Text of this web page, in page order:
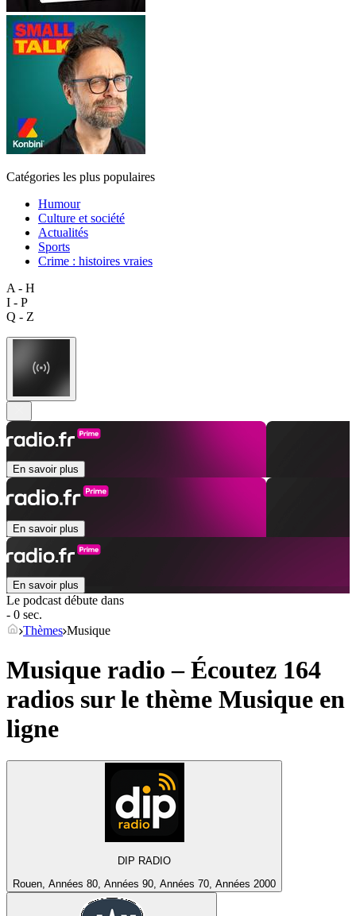
Catégories les plus populaires
Humour
Culture et société
Actualités
Sports
Crime : histoires vraies
A - H
I - P
Q - Z
En savoir plus
En savoir plus
En savoir plus
Le podcast débute dans
- 0 sec.
Thèmes Musique
Musique radio – Écoutez 164
radios sur le thème Musique en
ligne
DIP RADIO
Rouen, Années 80, Années 90, Années 70, Années 2000